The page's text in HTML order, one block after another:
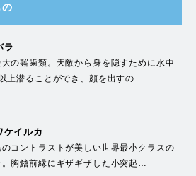
ラ
の齧歯類。天敵から身を隠すために水中
上潜ることができ、顔を出すの…
ケイルカ
のコントラストが美しい世界最小クラスの
。胸鰭前縁にギザギザした小突起…